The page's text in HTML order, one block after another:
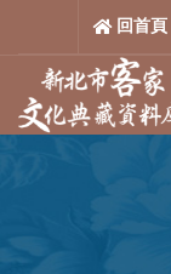
跳到主要內容區塊
回首頁